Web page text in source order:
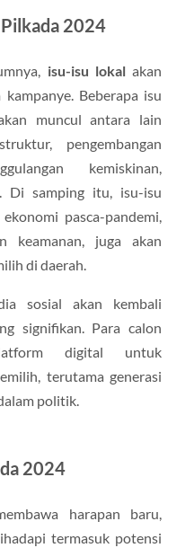
2024
isu-isu lokalakan
Beberapa isu
muncul antara lain
pengembangan
kemiskinan,
Di samping itu, isu-isu
pasca-pandemi,
keamanan, juga akan
di daerah.
sosial akan kembali
signifikan. Para calon
digital untuk
terutama generasi
politik.
2024
harapan baru,
termasuk potensi